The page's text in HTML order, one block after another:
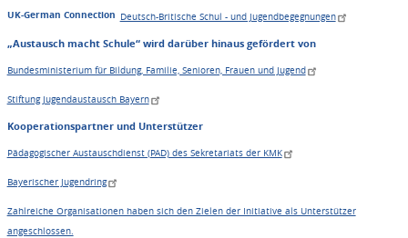
UK-German Connection Deutsch-Britische Schul - und Jugendbegegnungen
„Austausch macht Schule“ wird darüber hinaus gefördert von
Bundesministerium für Bildung, Familie, Senioren, Frauen und Jugend
Stiftung Jugendaustausch Bayern
Kooperationspartner und Unterstützer
Pädagogischer Austauschdienst (PAD) des Sekretariats der KMK
Bayerischer Jugendring
Zahlreiche Organisationen haben sich den Zielen der Initiative als Unterstützer
angeschlossen.